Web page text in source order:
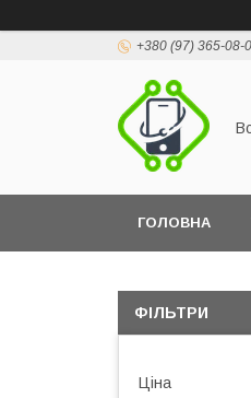
+380 (97) 365-08-
ГОЛОВНА
ФІЛЬТРИ
Ціна